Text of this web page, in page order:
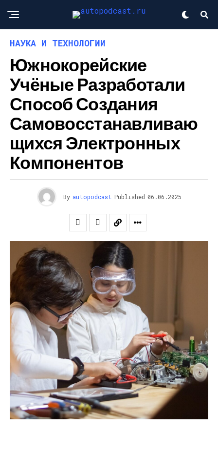
НАУКА И ТЕХНОЛОГИИ
Южнокорейские
Учёные Разработали
Способ Создания
Самовосстанавливаю
Щихся Электронных
Компонентов
By autopodcast Published 06.06.2025